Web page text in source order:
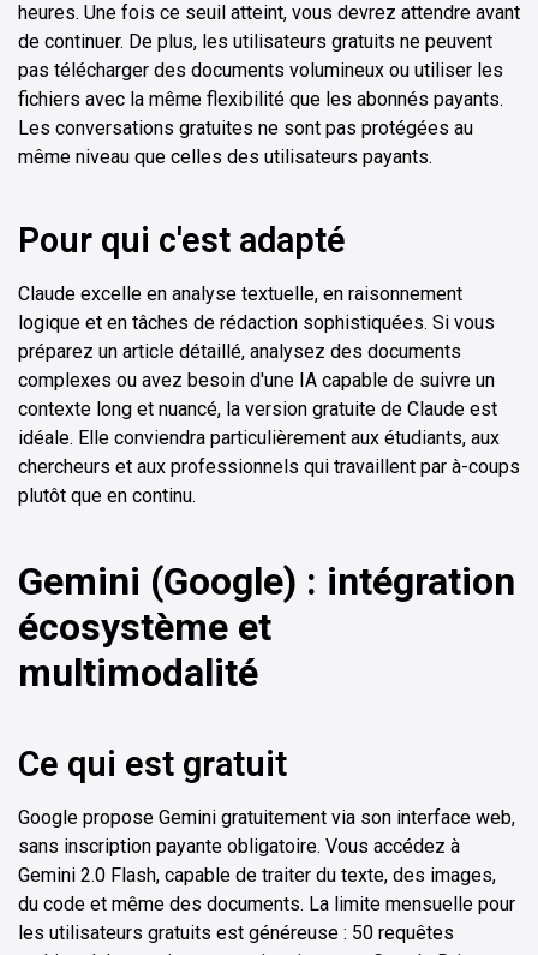
heures. Une fois ce seuil atteint, vous devrez attendre avant
de continuer. De plus, les utilisateurs gratuits ne peuvent
pas télécharger des documents volumineux ou utiliser les
fichiers avec la même flexibilité que les abonnés payants.
Les conversations gratuites ne sont pas protégées au
même niveau que celles des utilisateurs payants.
Pour qui c'est adapté
Claude excelle en analyse textuelle, en raisonnement
logique et en tâches de rédaction sophistiquées. Si vous
préparez un article détaillé, analysez des documents
complexes ou avez besoin d'une IA capable de suivre un
contexte long et nuancé, la version gratuite de Claude est
idéale. Elle conviendra particulièrement aux étudiants, aux
chercheurs et aux professionnels qui travaillent par à-coups
plutôt que en continu.
Gemini (Google) : intégration
écosystème et
multimodalité
Ce qui est gratuit
Google propose Gemini gratuitement via son interface web,
sans inscription payante obligatoire. Vous accédez à
Gemini 2.0 Flash, capable de traiter du texte, des images,
du code et même des documents. La limite mensuelle pour
les utilisateurs gratuits est généreuse : 50 requêtes